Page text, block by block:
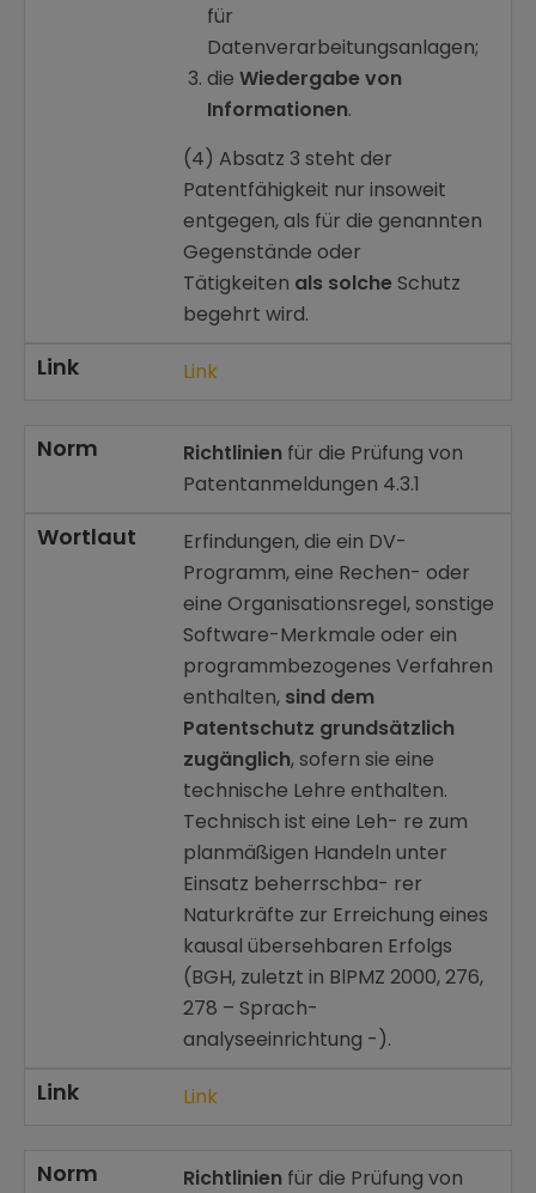
für
Datenverarbeitungsanlagen;
die Wiedergabe von
Informationen.
(4) Absatz 3 steht der
Patentfähigkeit nur insoweit
entgegen, als für die genannten
Gegenstände oder
Tätigkeiten als solche Schutz
begehrt wird.
Link Link
Norm Richtlinienfür die Prüfung von
Patentanmeldungen 4.3.1
Wortlaut
Erfindungen, die ein DV-
Programm, eine Rechen- oder
eine Organisationsregel, sonstige
Software-Merkmale oder ein
programmbezogenes Verfahren
enthalten, sind dem
Patentschutz grundsätzlich
zugänglich, sofern sie eine
technische Lehre enthalten.
Technisch ist eine Leh- re zum
planmäßigen Handeln unter
Einsatz beherrschba- rer
Naturkräfte zur Erreichung eines
kausal übersehbaren Erfolgs
(BGH, zuletzt in BlPMZ 2000, 276,
278 – Sprach-
analyseeinrichtung -).
Link Link
Norm Richtlinienfür die Prüfung von